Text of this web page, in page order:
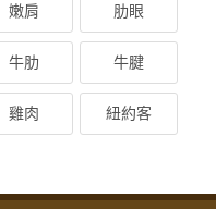
嫩肩 肋眼
牛肋 牛腱
雞肉 紐約客